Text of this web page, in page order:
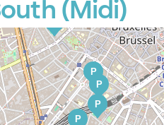
(Midi)
P
P
P
P